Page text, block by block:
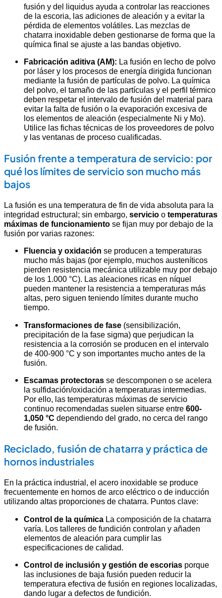
fusión y del liquidus ayuda a controlar las reacciones
de la escoria, las adiciones de aleación y a evitar la
pérdida de elementos volátiles. Las mezclas de
chatarra inoxidable deben gestionarse de forma que la
química final se ajuste a las bandas objetivo.
Fabricación aditiva (AM): La fusión en lecho de polvo
por láser y los procesos de energía dirigida funcionan
mediante la fusión de partículas de polvo. La química
del polvo, el tamaño de las partículas y el perfil térmico
deben respetar el intervalo de fusión del material para
evitar la falta de fusión o la evaporación excesiva de
los elementos de aleación (especialmente Ni y Mo).
Utilice las fichas técnicas de los proveedores de polvo
y las ventanas de proceso cualificadas.
Fusión frente a temperatura de servicio: por
qué los límites de servicio son mucho más
bajos
La fusión es una temperatura de fin de vida absoluta para la
integridad estructural; sin embargo, servicio o temperaturas
máximas de funcionamiento se fijan muy por debajo de la
fusión por varias razones:
Fluencia y oxidación se producen a temperaturas
mucho más bajas (por ejemplo, muchos austeníticos
pierden resistencia mecánica utilizable muy por debajo
de los 1.000 °C). Las aleaciones ricas en níquel
pueden mantener la resistencia a temperaturas más
altas, pero siguen teniendo límites durante mucho
tiempo.
Transformaciones de fase (sensibilización,
precipitación de la fase sigma) que perjudican la
resistencia a la corrosión se producen en el intervalo
de 400-900 °C y son importantes mucho antes de la
fusión.
Escamas protectoras se descomponen o se acelera
la sulfidación/oxidación a temperaturas intermedias.
Por ello, las temperaturas máximas de servicio
continuo recomendadas suelen situarse entre 600-
1,050 °C dependiendo del grado, no cerca del rango
de fusión.
Reciclado, fusión de chatarra y práctica de
hornos industriales
En la práctica industrial, el acero inoxidable se produce
frecuentemente en hornos de arco eléctrico o de inducción
utilizando altas proporciones de chatarra. Puntos clave:
Control de la química La composición de la chatarra
varía. Los talleres de fundición controlan y añaden
elementos de aleación para cumplir las
especificaciones de calidad.
Control de inclusión y gestión de escorias porque
las inclusiones de baja fusión pueden reducir la
temperatura efectiva de fusión en regiones localizadas,
dando lugar a defectos de fundición.